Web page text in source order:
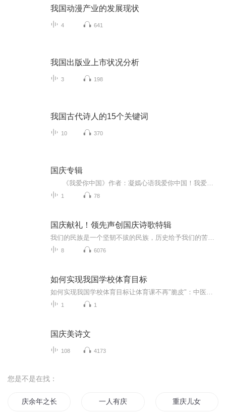
我国动漫产业的发展现状
4 641
我国出版业上市状况分析
3 198
我国古代诗人的15个关键词
10 370
国庆专辑
1 78
国庆献礼！领先声创国庆诗歌特辑
8 6076
如何实现我国学校体育目标
1 1
国庆美诗文
108 4173
您是不是在找：
庆余年之长歌行 一人有庆 重庆儿女